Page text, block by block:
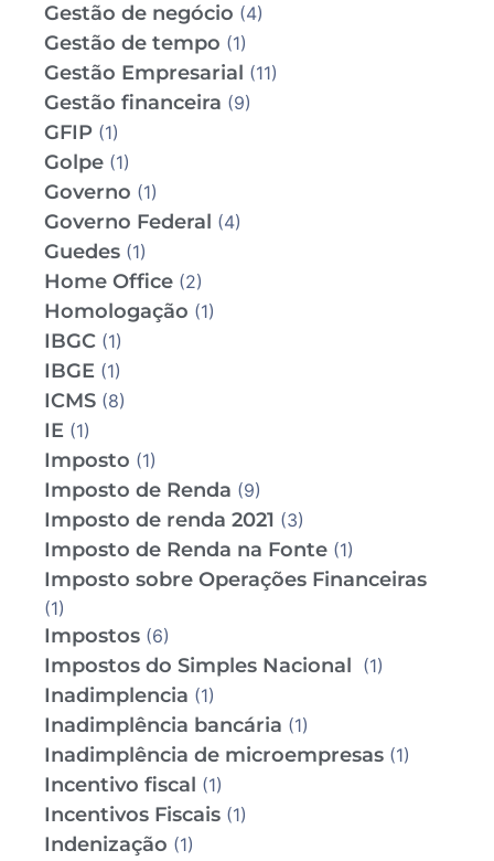
Gestão de negócio (4)
Gestão de tempo (1)
Gestão Empresarial (11)
Gestão financeira (9)
GFIP (1)
Golpe (1)
Governo (1)
Governo Federal (4)
Guedes (1)
Home Office (2)
Homologação (1)
IBGC (1)
IBGE (1)
ICMS (8)
IE (1)
Imposto (1)
Imposto de Renda (9)
Imposto de renda 2021 (3)
Imposto de Renda na Fonte (1)
Imposto sobre Operações Financeiras
(1)
Impostos (6)
Impostos do Simples Nacional (1)
Inadimplencia (1)
Inadimplência bancária (1)
Inadimplência de microempresas (1)
Incentivo fiscal (1)
Incentivos Fiscais (1)
Indenização (1)